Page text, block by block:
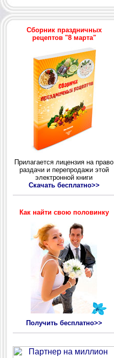
Сборник праздничных
рецептов "8 марта"
Прилагается лицензия на право
раздачи и перепродажи этой
электронной книги
Cкачать бесплатно>>
Как найти свою половинку
Получить бесплатно>>